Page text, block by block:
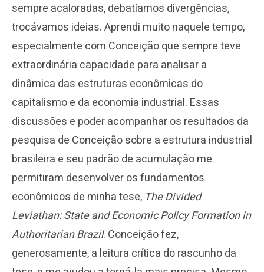
sempre acaloradas, debatíamos divergências,
trocávamos ideias. Aprendi muito naquele tempo,
especialmente com Conceição que sempre teve
extraordinária capacidade para analisar a
dinâmica das estruturas econômicas do
capitalismo e da economia industrial. Essas
discussões e poder acompanhar os resultados da
pesquisa de Conceição sobre a estrutura industrial
brasileira e seu padrão de acumulação me
permitiram desenvolver os fundamentos
econômicos de minha tese, The Divided
Leviathan: State and Economic Policy Formation in
Authoritarian Brazil. Conceição fez,
generosamente, a leitura crítica do rascunho da